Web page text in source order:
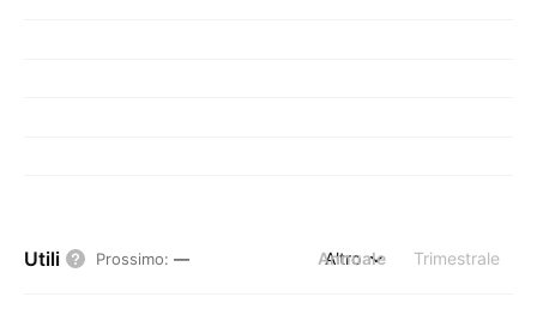
Utili Prossimo: — Annuale Trimestrale
Altro